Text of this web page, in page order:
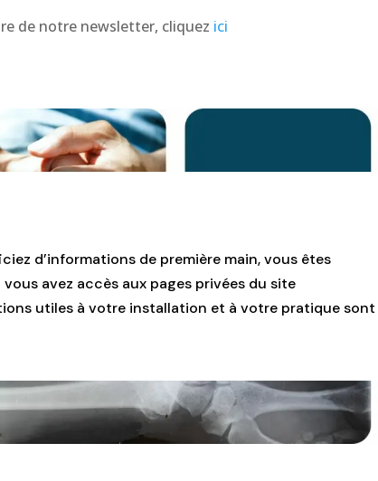
de notre newsletter, cliquez ici
d’informations de première main, vous êtes
avez accès aux pages privées du site
utiles à votre installation et à votre pratique sont